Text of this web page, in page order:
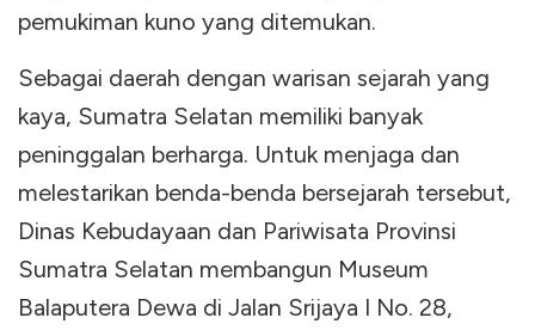
pemukiman kuno yang ditemukan.
Sebagai daerah dengan warisan sejarah yang
kaya, Sumatra Selatan memiliki banyak
peninggalan berharga. Untuk menjaga dan
melestarikan benda-benda bersejarah tersebut,
Dinas Kebudayaan dan Pariwisata Provinsi
Sumatra Selatan membangun Museum
Balaputera Dewa di Jalan Srijaya I No. 28,